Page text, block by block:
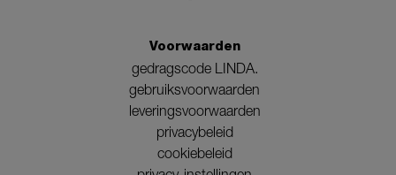
Voorwaarden
gedragscode LINDA.
gebruiksvoorwaarden
leveringsvoorwaarden
privacybeleid
cookiebeleid